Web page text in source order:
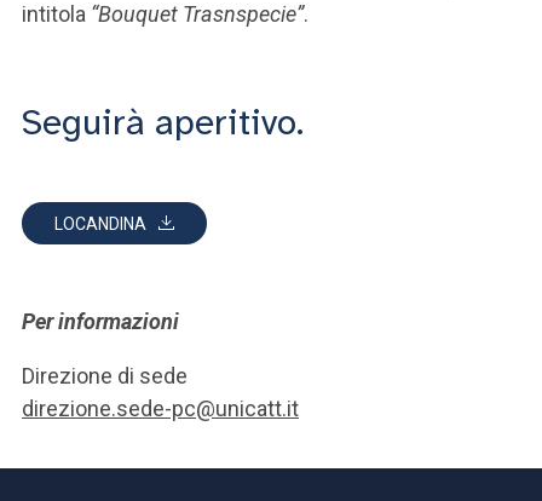
intitola “Bouquet Trasnspecie”.
Seguirà aperitivo.
LOCANDINA
Per informazioni
Direzione di sede
direzione.sede-pc@unicatt.it